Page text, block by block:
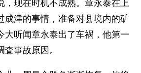
，现在时机不成熟。章永泰在上
成津的事情，准备对县境内的矿
大听闻章永泰出了车祸，他第一
事故原因。